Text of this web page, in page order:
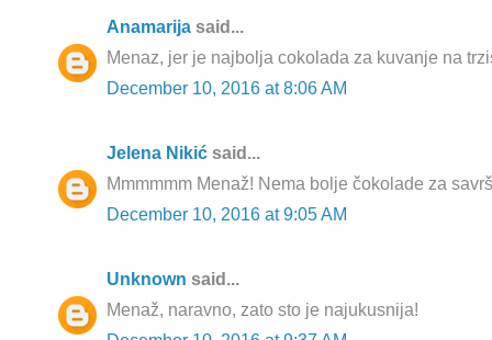
Anamarija said...
Menaz, jer je najbolja cokolada za kuvanje na
December 10, 2016 at 8:06 AM
Jelena Nikić said...
Mmmmmm Menaž! Nema bolje čokolade za
December 10, 2016 at 9:05 AM
Unknown said...
Menaž, naravno, zato sto je najukusnija!